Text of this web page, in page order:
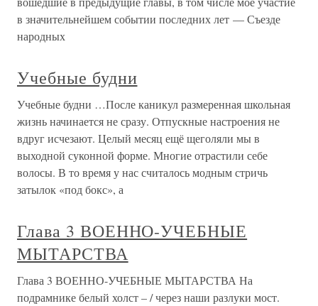
в значительнейшем событии последних лет — Съезде
народных
Учебные будни
Учебные будни …После каникул размеренная школьная
жизнь начинается не сразу. Отпускные настроения не
вдруг исчезают. Целый месяц ещё щеголяли мы в
выходной суконной форме. Многие отрастили себе
волосы. В то время у нас считалось модным стричь
затылок «под бокс», а
Глава 3 ВОЕННО-УЧЕБНЫЕ
МЫТАРСТВА
Глава 3 ВОЕННО-УЧЕБНЫЕ МЫТАРСТВА На
подрамнике белый холст – / через наши разлуки мост.